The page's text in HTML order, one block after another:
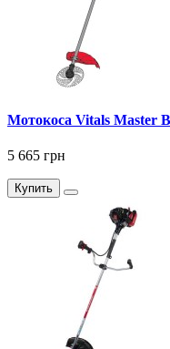
Мотокоса Vitals Master
5 665 грн
Купить